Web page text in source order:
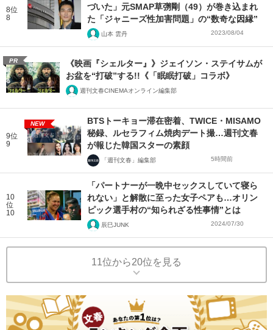
8位
8
づいた」元SMAP草彅剛（49）が巻き込まれ
た「ジャニーズ性加害問題」の“数奇な因縁”
山本 雲丹 2023/08/04
PR
《映画『シェルター』》ジェイソン・ステイサムが
お盆を“打破”する!!《「眠眠打破」コラボ》
週刊文春CINEMAオンライン編集部
9位
9
NEW
BTSトーキョー滞在密着、TWICE・MISAMO
秘録、ルセラフィム焼肉デート撮…週刊文春
が報じた韓国スターの素顔
「週刊文春」編集部 5時間前
10
位
10
「パートナーが一晩中セックスしていて寝ら
れない」と解散に至った女子ペアも…オリン
ピック選手村の“知られざる性事情”とは
辰巳JUNK 2024/07/30
11位から20位を見る